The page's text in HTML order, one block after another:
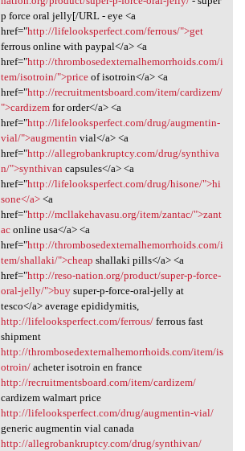
p force oral jelly[/URL - eye <a
href="http://lifelooksperfect.com/ferrous/">get
ferrous online with paypal</a> <a
href="http://thrombosedexternalhemorrhoids.com/i
tem/isotroin/">priceof isotroin</a> <a
href="http://recruitmentsboard.com/item/cardizem/
">cardizemfor order</a> <a
href="http://lifelooksperfect.com/drug/augmentin-
vial/">augmentin vial</a> <a
href="http://allegrobankruptcy.com/drug/synthiva
n/">synthivan capsules</a> <a
href="http://lifelooksperfect.com/drug/hisone/">hi
sone</a><a
href="http://mcllakehavasu.org/item/zantac/">zant
aconline usa</a> <a
href="http://thrombosedexternalhemorrhoids.com/i
tem/shallaki/">cheap shallaki pills</a> <a
href="http://reso-nation.org/product/super-p-force-
oral-jelly/">buysuper-p-force-oral-jelly at
tesco</a> average epididymitis,
http://lifelooksperfect.com/ferrous/ferrous fast
shipment
http://thrombosedexternalhemorrhoids.com/item/is
otroin/acheter isotroin en france
http://recruitmentsboard.com/item/cardizem/
cardizem walmart price
http://lifelooksperfect.com/drug/augmentin-vial/
generic augmentin vial canada
http://allegrobankruptcy.com/drug/synthivan/